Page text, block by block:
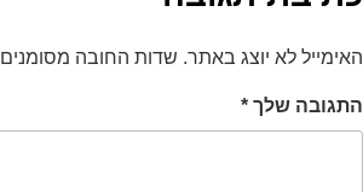
האימייל לא יוצג באתר. שדות החובה מסומנים
התגובה שלך *